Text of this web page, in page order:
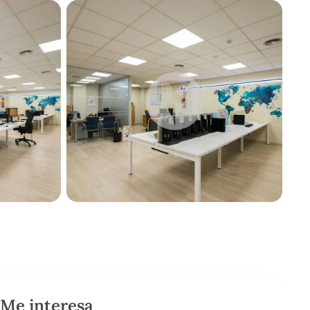
Me interesa